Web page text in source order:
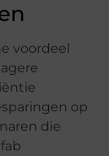
voordeel
op
die